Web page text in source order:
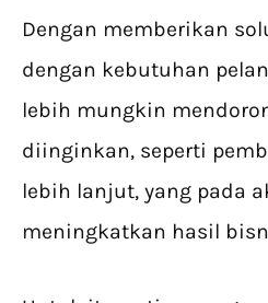
Dengan memberikan
dengan kebutuhan
lebih mungkin
diinginkan, seperti
lebih lanjut, yang pada
meningkatkan hasil